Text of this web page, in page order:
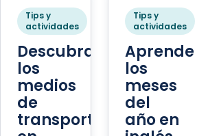
Tips y
actividades
Descubramos
los
medios
de
transporte
Tips y
actividades
Aprende
los
meses
del
año en